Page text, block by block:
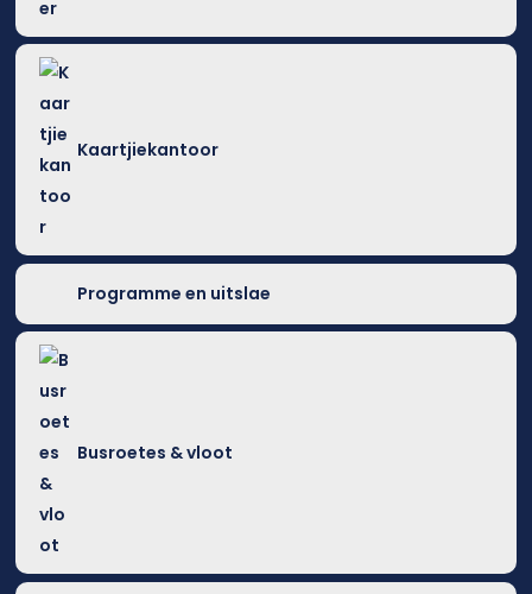
Kaartjiekantoor
Programme en uitslae
Busroetes & vloot